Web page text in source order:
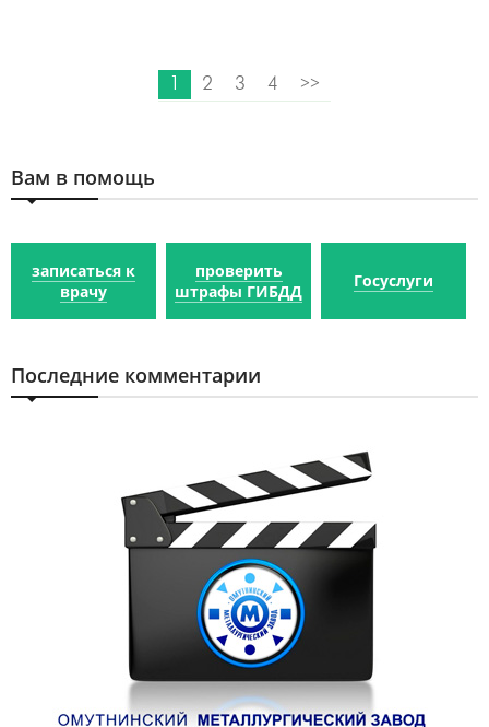
2 3 4 >>
Вам в помощь
записаться к
врачу
проверить
штрафы ГИБДД
Госуслуги
Последние комментарии